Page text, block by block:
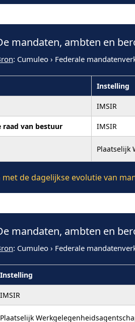
mandaten, ambten en
: Cumuleo › Federale
Instelling
IMSIR
van bestuur IMSIR
Plaatselijk
de dagelijkse evolutie van
mandaten, ambten en
: Cumuleo › Federale
Instelling
IMSIR
Plaatselijk